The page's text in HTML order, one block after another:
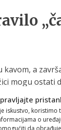
iskustvo, koristimo
o
da
a
mogu ostati